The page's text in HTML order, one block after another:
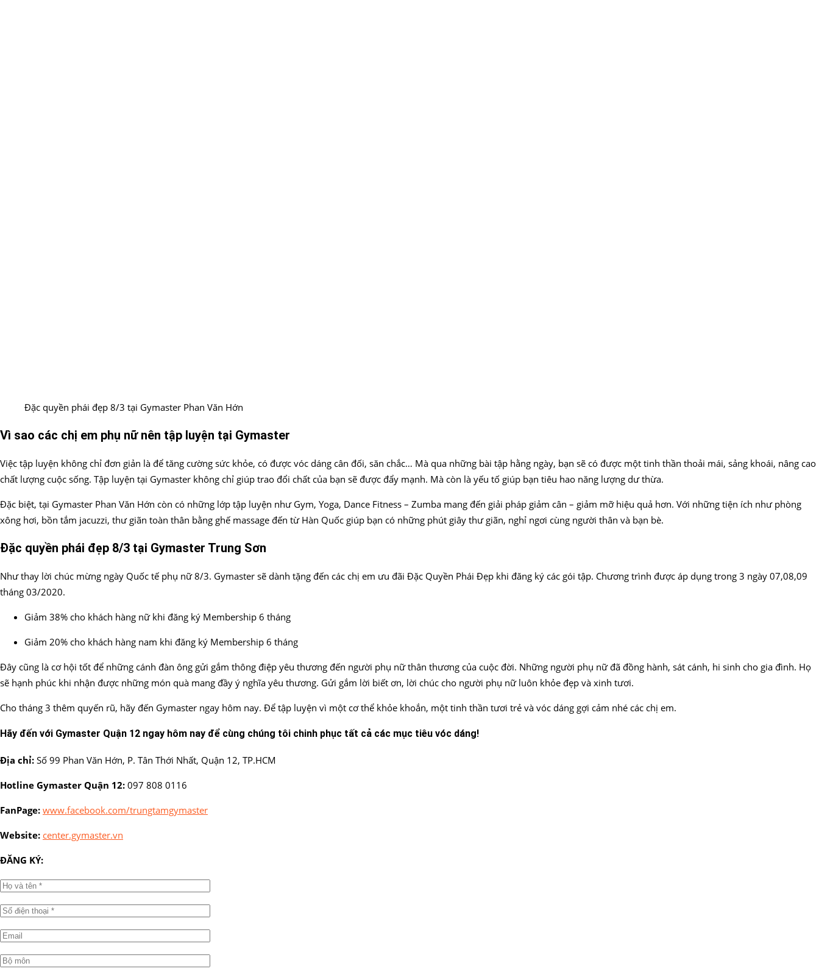
Đặc quyền phái đẹp 8/3 tại Gymaster Phan Văn Hớn
Vì sao các chị em phụ nữ nên tập luyện tại Gymaster
Việc tập luyện không chỉ đơn giản là để tăng cường sức khỏe, có được vóc dáng cân đối, săn chắc… Mà qua những bài tập hằng ngày, bạn sẽ có được một tinh thần thoải mái, sảng khoái, nâng cao
chất lượng cuộc sống. Tập luyện tại Gymaster không chỉ giúp trao đổi chất của bạn sẽ được đẩy mạnh. Mà còn là yếu tố giúp bạn tiêu hao năng lượng dư thừa.
Đặc biệt, tại Gymaster Phan Văn Hớn còn có những lớp tập luyện như Gym, Yoga, Dance Fitness – Zumba mang đến giải pháp giảm cân – giảm mỡ hiệu quả hơn. Với những tiện ích như phòng
xông hơi, bồn tắm jacuzzi, thư giãn toàn thân bằng ghế massage đến từ Hàn Quốc giúp bạn có những phút giây thư giãn, nghỉ ngơi cùng người thân và bạn bè.
Đặc quyền phái đẹp 8/3 tại Gymaster Trung Sơn
Như thay lời chúc mừng ngày Quốc tế phụ nữ 8/3. Gymaster sẽ dành tặng đến các chị em ưu đãi Đặc Quyền Phái Đẹp khi đăng ký các gói tập. Chương trình được áp dụng trong 3 ngày 07,08,09
tháng 03/2020.
Giảm 38% cho khách hàng nữ khi đăng ký Membership 6 tháng
Giảm 20% cho khách hàng nam khi đăng ký Membership 6 tháng
Đây cũng là cơ hội tốt để những cánh đàn ông gửi gắm thông điệp yêu thương đến người phụ nữ thân thương của cuộc đời. Những người phụ nữ đã đồng hành, sát cánh, hi sinh cho gia đình. Họ
sẽ hạnh phúc khi nhận được những món quà mang đầy ý nghĩa yêu thương. Gửi gắm lời biết ơn, lời chúc cho người phụ nữ luôn khỏe đẹp và xinh tươi.
Cho tháng 3 thêm quyến rũ, hãy đến Gymaster ngay hôm nay. Để tập luyện vì một cơ thể khỏe khoắn, một tinh thần tươi trẻ và vóc dáng gợi cảm nhé các chị em.
Hãy đến với Gymaster Quận 12 ngay hôm nay để cùng chúng tôi chinh phục tất cả các mục tiêu vóc dáng!
Địa chỉ: Số 99 Phan Văn Hớn, P. Tân Thới Nhất, Quận 12, TP.HCM
Hotline Gymaster Quận 12: 097 808 0116
FanPage: www.facebook.com/trungtamgymaster
Website: center.gymaster.vn
ĐĂNG KÝ: